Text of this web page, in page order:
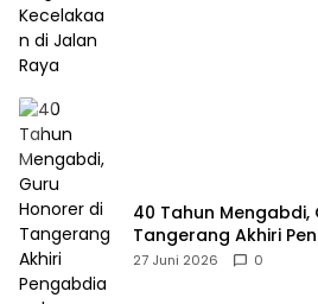
40 Tahun Mengabdi,
Tangerang Akhiri
Rp414 Ribu
27 Juni 2026 0